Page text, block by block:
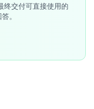
终交付可直接使用的
。